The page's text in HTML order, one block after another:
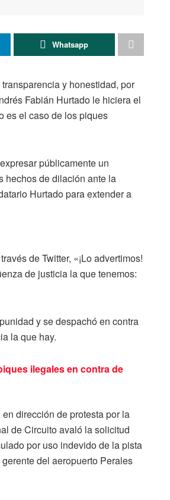
Whatsapp
y honestidad, por
Fabián Hurtado le hiciera el
es el caso de los piques
públicamente un
hechos de dilación ante la
Hurtado para extender a
de Twitter, «¡Lo advertimos!
de justicia la que tenemos:
y se despachó en contra
la que hay.
ilegales en contra de
dirección de protesta por la
de Circuito avaló la solicitud
por uso indevido de la pista
del aeropuerto Perales